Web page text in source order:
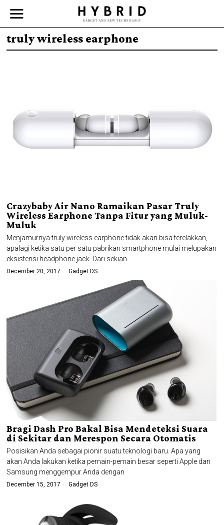
truly wireless earphone
Crazybaby Air Nano Ramaikan Pasar Truly
Wireless Earphone Tanpa Fitur yang Muluk-
Muluk
Menjamurnya truly wireless earphone tidak akan bisa terelakkan,
apalagi ketika satu per satu pabrikan smartphone mulai melupakan
eksistensi headphone jack. Dari sekian
December 20, 2017 Gadget DS
Bragi Dash Pro Bakal Bisa Mendeteksi Suara
di Sekitar dan Merespon Secara Otomatis
Posisikan Anda sebagai pionir suatu teknologi baru. Apa yang
akan Anda lakukan ketika pemain-pemain besar seperti Apple dan
Samsung menggempur Anda dengan
December 15, 2017 Gadget DS